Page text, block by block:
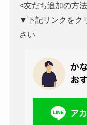
<友だち追加の方
▼下記リンクをク
さい